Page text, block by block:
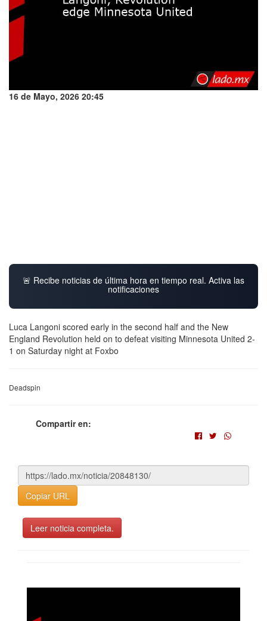
16 de Mayo, 2026 20:45
🚨 Recibe noticias de última hora en tiempo real. Activa las
notificaciones
Luca Langoni scored early in the second half and the New
England Revolution held on to defeat visiting Minnesota United 2-
1 on Saturday night at Foxbo
Deadspin
Compartir en:
Copiar URL
Leer noticia completa.